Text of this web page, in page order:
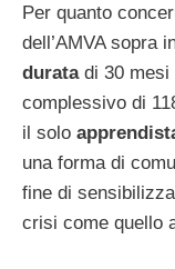
Per quanto
dell’AMVA sopra
duratadi 30 mesi
complessivo di
il solo
una forma di
fine di
crisi come quello